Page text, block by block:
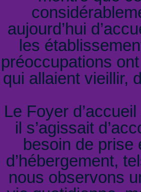
aujourd’hui
les
préoccupations
qui allaient vieillir,
Le Foyer
il s’agissait
besoin de prise
d’hébergement,
nous observons